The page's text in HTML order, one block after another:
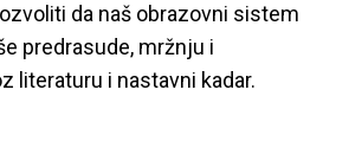
da naš obrazovni sistem
predrasude, mržnju i
literaturu i nastavni kadar.